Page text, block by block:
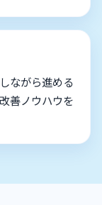
ながら進める
善ノウハウを